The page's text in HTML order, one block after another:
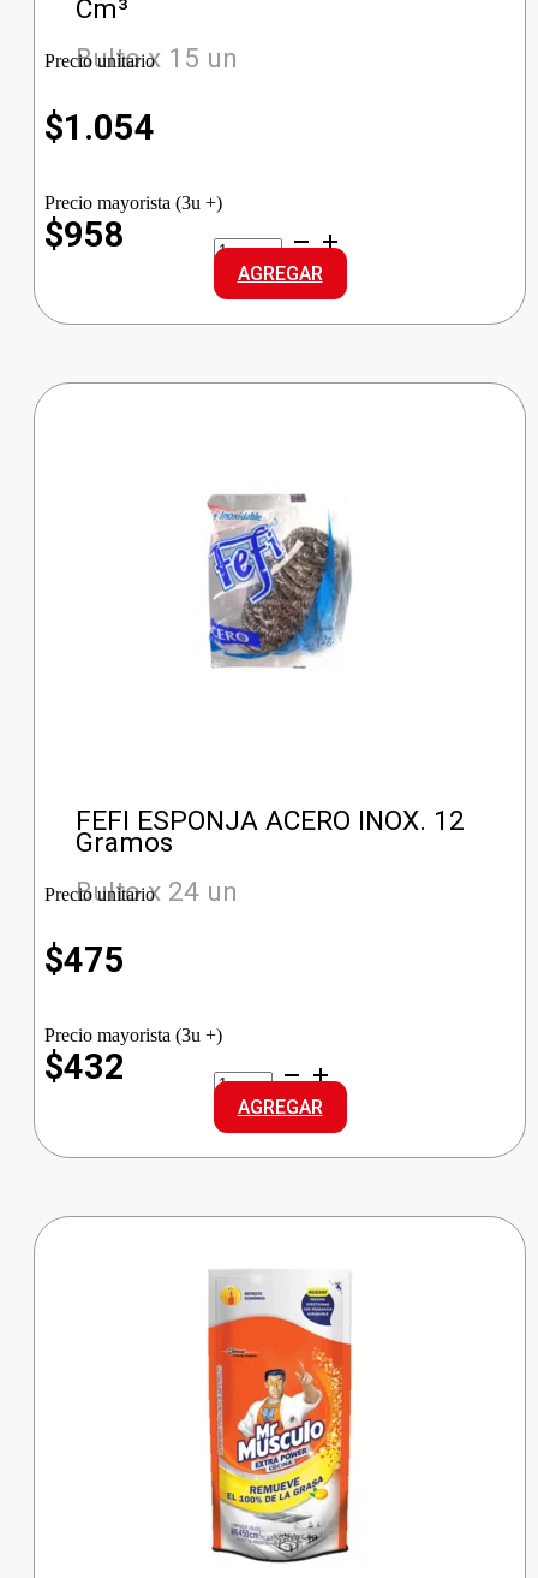
Cm³
Bulto x 15 un
Precio unitario
$1.054
Precio mayorista (3u +)
$958
HEROE
LAVAVAJILLAS
LIMON
cantidad
AGREGAR
FEFI ESPONJA ACERO INOX. 12
Gramos
Bulto x 24 un
Precio unitario
$475
Precio mayorista (3u +)
$432
FEFI
ESPONJA
ACERO
INOX.
cantidad
AGREGAR